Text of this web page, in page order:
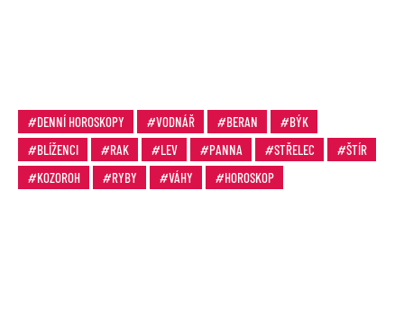
DENNÍ HOROSKOPY VODNÁŘ BERAN
BÝK
BLÍŽENCI
RAK LEV PANNA STŘELEC
ŠTÍR
KOZOROH
RYBY VÁHY HOROSKOP